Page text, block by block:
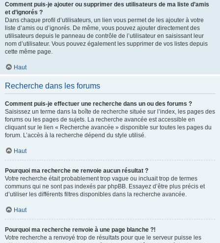
Comment puis-je ajouter ou supprimer des utilisateurs de ma liste d’amis
et d’ignorés ?
Dans chaque profil d’utilisateurs, un lien vous permet de les ajouter à votre
liste d’amis ou d’ignorés. De même, vous pouvez ajouter directement des
utilisateurs depuis le panneau de contrôle de l’utilisateur en saisissant leur
nom d’utilisateur. Vous pouvez également les supprimer de vos listes depuis
cette même page.
Haut
Recherche dans les forums
Comment puis-je effectuer une recherche dans un ou des forums ?
Saisissez un terme dans la boîte de recherche située sur l’index, les pages des
forums ou les pages de sujets. La recherche avancée est accessible en
cliquant sur le lien « Recherche avancée » disponible sur toutes les pages du
forum. L’accès à la recherche dépend du style utilisé.
Haut
Pourquoi ma recherche ne renvoie aucun résultat ?
Votre recherche était probablement trop vague ou incluait trop de termes
communs qui ne sont pas indexés par phpBB. Essayez d’être plus précis et
d’utiliser les différents filtres disponibles dans la recherche avancée.
Haut
Pourquoi ma recherche renvoie à une page blanche ?!
Votre recherche a renvoyé trop de résultats pour que le serveur puisse les